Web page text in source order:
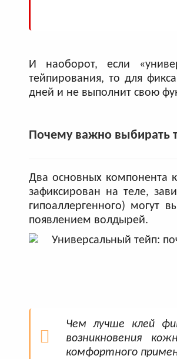
И наоборот, если
тейпирования, то для
дней и не выполнит свою
Почему важно выбирать
Два основных компонента
зафиксирован на теле,
гипоаллергенного) могут
появлением волдырей.
Чем лучше клей
возникновения
комфортного